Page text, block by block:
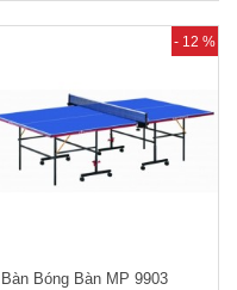
- 12 %
Bàn Bóng Bàn MP 9903